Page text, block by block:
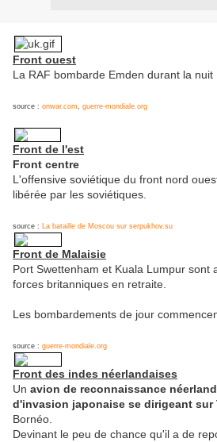
Front ouest
La RAF bombarde Emden durant la nuit
source : onwar.com, guerre-mondiale.org
Front de l'est
Front centre
L'offensive soviétique du front nord
libérée par les soviétiques.
source : La bataille de Moscou sur serpukhov.su
Front de Malaisie
Port Swettenham et Kuala Lumpur sont
forces britanniques en retraite.
Les bombardements de jour
source : guerre-mondiale.org
Front des indes néerlandaises
Un avion de reconnaissance
d'invasion japonaise se dirigeant sur
Bornéo.
Devinant le peu de chance qu'il a de